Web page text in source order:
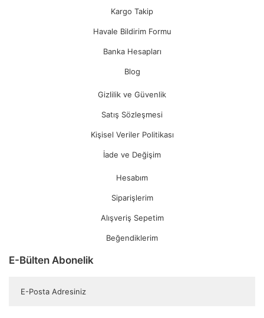
Kargo Takip
Havale Bildirim Formu
Banka Hesapları
Blog
Gizlilik ve Güvenlik
Satış Sözleşmesi
Kişisel Veriler Politikası
İade ve Değişim
Hesabım
Siparişlerim
Alışveriş Sepetim
Beğendiklerim
E-Bülten Abonelik